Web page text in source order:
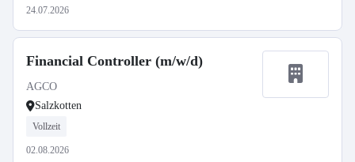
24.07.2026
Financial Controller (m/w/d)
AGCO
Salzkotten
Vollzeit
02.08.2026